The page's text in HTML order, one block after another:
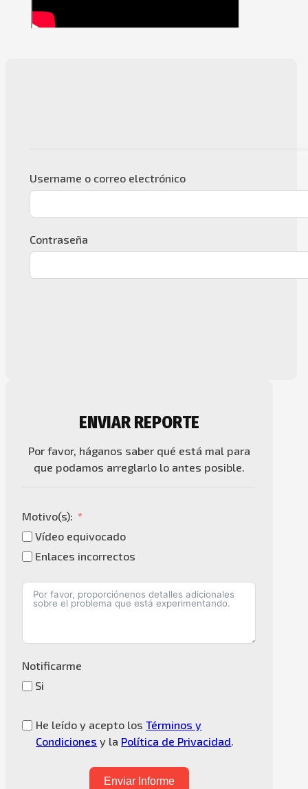
Username o correo electrónico
Contraseña
ENVIAR REPORTE
Por favor, háganos saber qué está mal para
que podamos arreglarlo lo antes posible.
Motivo(s):
Vídeo equivocado
Enlaces incorrectos
Notificarme
Si
He leído y acepto losTérminos y
Condiciones y la Política de Privacidad.
Enviar Informe